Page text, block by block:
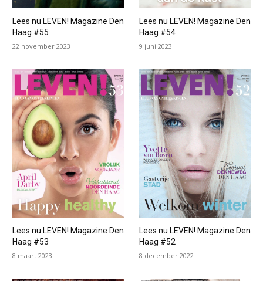
Lees nu LEVEN! Magazine Den
Haag #55
22 november 2023
Lees nu LEVEN! Magazine Den
Haag #54
9 juni 2023
Lees nu LEVEN! Magazine Den
Haag #53
8 maart 2023
Lees nu LEVEN! Magazine Den
Haag #52
8 december 2022